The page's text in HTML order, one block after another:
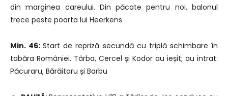
din marginea careului. Din păcate pentru noi, balonul
trece peste poarta lui Heerkens
Min. 46:Start de repriză secundă cu triplă schimbare în
tabăra României. Târba, Cercel și Kodor au ieșit; au intrat:
Păcuraru, Bărăitaru și Barbu